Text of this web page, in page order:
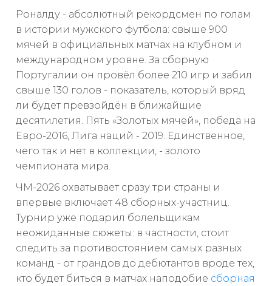
Роналду - абсолютный рекордсмен по голам
в истории мужского футбола: свыше 900
мячей в официальных матчах на клубном и
международном уровне. За сборную
Португалии он провёл более 210 игр и забил
свыше 130 голов - показатель, который вряд
ли будет превзойдён в ближайшие
десятилетия. Пять «Золотых мячей», победа на
Евро-2016, Лига наций - 2019. Единственное,
чего так и нет в коллекции, - золото
чемпионата мира.
ЧМ-2026 охватывает сразу три страны и
впервые включает 48 сборных-участниц.
Турнир уже подарил болельщикам
неожиданные сюжеты: в частности, стоит
следить за противостоянием самых разных
команд - от грандов до дебютантов вроде тех,
кто будет биться в матчах наподобие сборная